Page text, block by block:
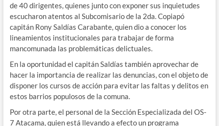
de 40 dirigentes, quienes junto con exponer sus inquietudes
escucharon atentos al Subcomisario de la 2da. Copiapó
capitán Rony Saldías Carabante, quien dio a conocer los
lineamientos institucionales para trabajar de forma
mancomunada las problemáticas delictuales.
En la oportunidad el capitán Saldías también aprovechar de
hacer la importancia de realizar las denuncias, con el objeto de
disponer los cursos de acción para evitar las faltas y delitos en
estos barrios populosos de la comuna.
Por otra parte, el personal de la Sección Especializada del OS-
7 Atacama, quien está llevando a efecto un programa